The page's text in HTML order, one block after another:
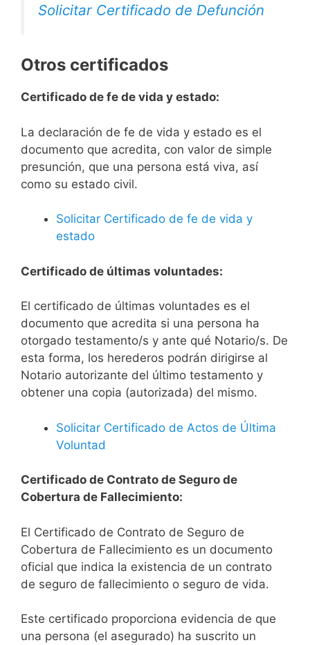
Solicitar Certificado de Defunción
Otros certificados
Certificado de fe de vida y estado:
La declaración de fe de vida y estado es el
documento que acredita, con valor de simple
presunción, que una persona está viva, así
como su estado civil.
Solicitar Certificado de fe de vida y
estado
Certificado de últimas voluntades:
El certificado de últimas voluntades es el
documento que acredita si una persona ha
otorgado testamento/s y ante qué Notario/s. De
esta forma, los herederos podrán dirigirse al
Notario autorizante del último testamento y
obtener una copia (autorizada) del mismo.
Solicitar Certificado de Actos de Última
Voluntad
Certificado de Contrato de Seguro de
Cobertura de Fallecimiento:
El Certificado de Contrato de Seguro de
Cobertura de Fallecimiento es un documento
oficial que indica la existencia de un contrato
de seguro de fallecimiento o seguro de vida.
Este certificado proporciona evidencia de que
una persona (el asegurado) ha suscrito un